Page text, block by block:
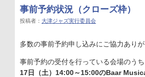
事前予約状況（クローズ枠）
投稿者： 大津ジャズ実行委員会
多数の事前予約申し込みにご協力ありが
事前予約の受付を行っている会場のうち
17日（土）14:00～15:00のBaar